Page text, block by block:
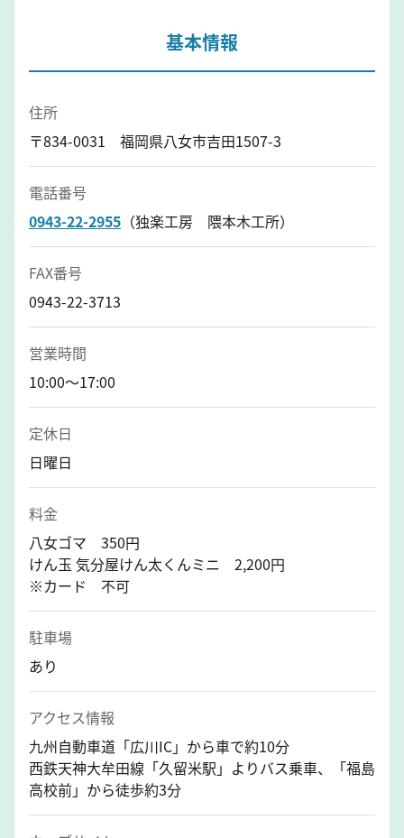
基本情報
住所
〒834-0031 福岡県八女市吉田1507-3
電話番号
0943-22-2955 （独楽工房 隈本木工所）
FAX番号
0943-22-3713
営業時間
10:00～17:00
定休日
日曜日
料金
八女ゴマ 350円
けん玉 気分屋けん太くんミニ 2,200円
※カード 不可
駐車場
あり
アクセス情報
九州自動車道「広川IC」から車で約10分
西鉄天神大牟田線「久留米駅」よりバス乗車、「福島
高校前」から徒歩約3分